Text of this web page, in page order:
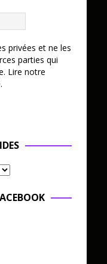
privées et ne les
parties qui
Lire notre